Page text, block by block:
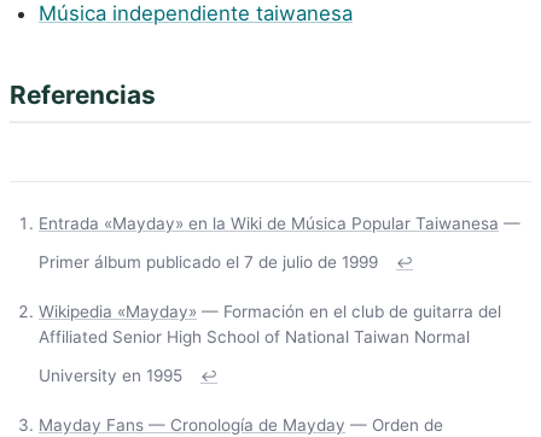
Música independiente taiwanesa
Referencias
Entrada «Mayday» en la Wiki de Música Popular Taiwanesa —
Primer álbum publicado el 7 de julio de 1999
↩
Wikipedia «Mayday» — Formación en el club de guitarra del
Affiliated Senior High School of National Taiwan Normal
University en 1995
↩
Mayday Fans — Cronología de Mayday — Orden de